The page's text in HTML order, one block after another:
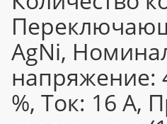
AgNi,
напряжение:
%, Ток: 16 A,